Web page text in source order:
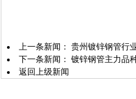
上一条新闻： 贵州镀锌钢管行
下一条新闻： 镀锌钢管主力品
返回上级新闻